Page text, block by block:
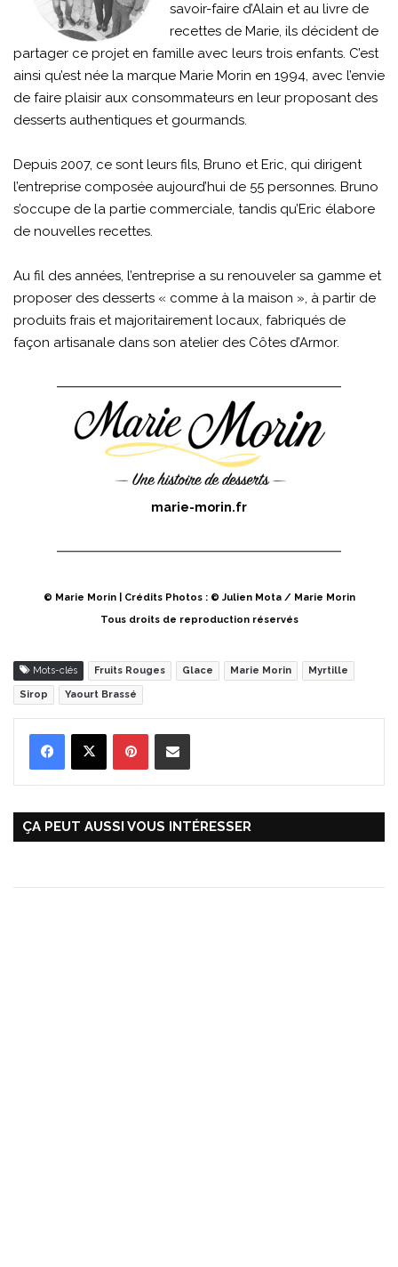
savoir-faire d’Alain et au livre de
recettes de Marie, ils décident de
partager ce projet en famille avec leurs trois enfants. C’est
ainsi qu’est née la marque Marie Morin en 1994, avec l’envie
de faire plaisir aux consommateurs en leur proposant des
desserts authentiques et gourmands.
Depuis 2007, ce sont leurs fils, Bruno et Eric, qui dirigent
l’entreprise composée aujourd’hui de 55 personnes. Bruno
s’occupe de la partie commerciale, tandis qu’Eric élabore
de nouvelles recettes.
Au fil des années, l’entreprise a su renouveler sa gamme et
proposer des desserts « comme à la maison », à partir de
produits frais et majoritairement locaux, fabriqués de
façon artisanale dans son atelier des Côtes d’Armor.
marie-morin.fr
© Marie Morin | Crédits Photos : © Julien Mota / Marie Morin
Tous droits de reproduction réservés
Mots-clés Fruits Rouges Glace Marie Morin Myrtille
Sirop Yaourt Brassé
ÇA PEUT AUSSI VOUS INTÉRESSER